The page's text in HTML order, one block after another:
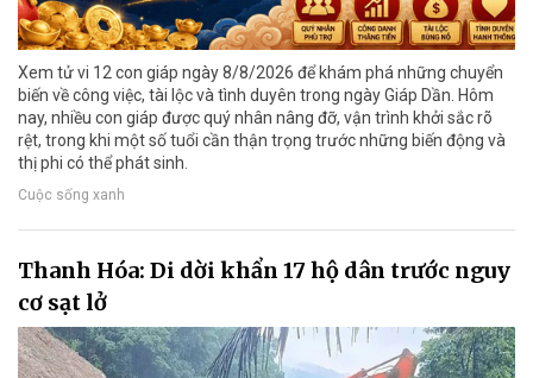
Xem tử vi 12 con giáp ngày 8/8/2026 để khám phá những chuyển
biến về công việc, tài lộc và tình duyên trong ngày Giáp Dần. Hôm
nay, nhiều con giáp được quý nhân nâng đỡ, vận trình khởi sắc rõ
rệt, trong khi một số tuổi cần thận trọng trước những biến động và
thị phi có thể phát sinh.
Cuộc sống xanh
Thanh Hóa: Di dời khẩn 17 hộ dân trước nguy
cơ sạt lở